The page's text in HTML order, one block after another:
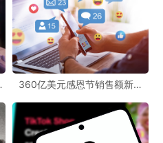
360亿美元感恩节销售额新纪
新风潮！